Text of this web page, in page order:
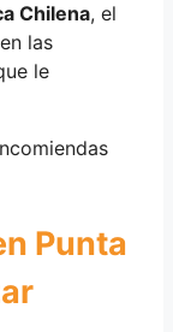
Chilena, el
las
le
Punta